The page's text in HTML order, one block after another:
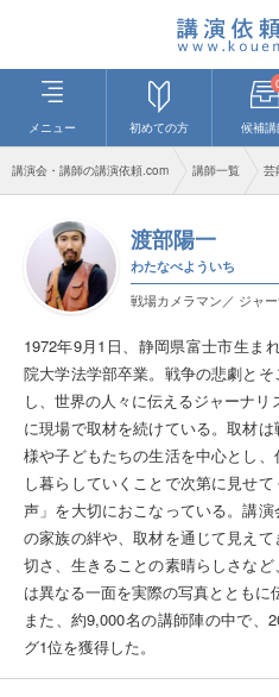
メニュー 初めての方 候補
講演会・講師の講演依頼.com 講師一覧 芸
渡部陽一
わたなべよういち
戦場カメラマン／ ジャ
1972年9月1日、静岡県富士市生ま
院大学法学部卒業。戦争の悲劇と
し、世界の人々に伝えるジャーナ
に現場で取材を続けている。取材
様や子どもたちの生活を中心とし
し暮らしていくことで次第に見せ
声」を大切におこなっている。講
の家族の絆や、取材を通じて見え
切さ、生きることの素晴らしさな
は異なる一面を実際の写真とともに
また、約9,000名の講師陣の中で、
グ1位を獲得した。